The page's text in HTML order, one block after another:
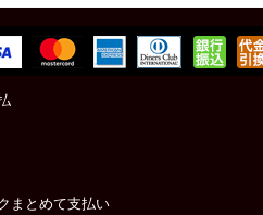
まとめて支払い